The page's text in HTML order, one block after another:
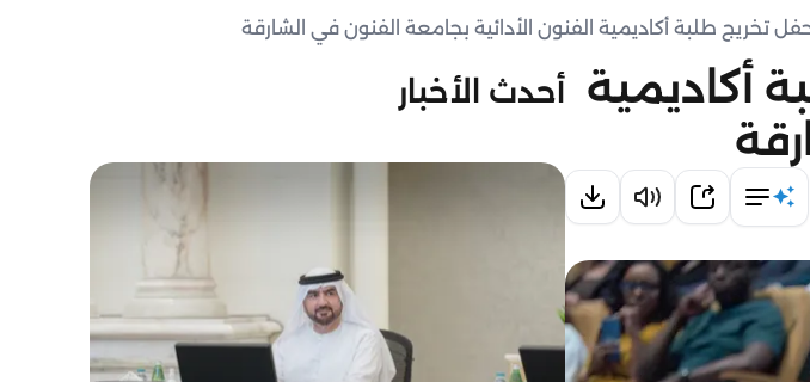
طلبة أكاديمية الفنون الأدائية بجامعة الفنون في الشارقة
أكاديمية
أحدث الأخبار